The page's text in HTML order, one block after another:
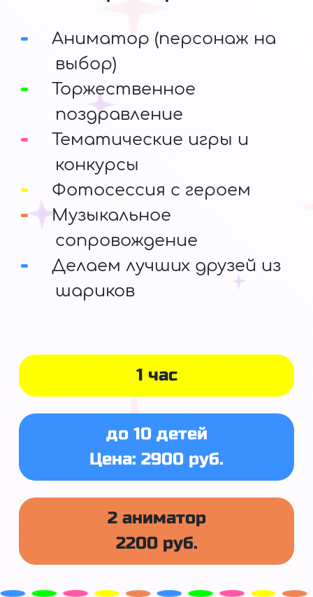
1 час
до 10 детей
Цена: 2900 руб.
2 аниматор
2200 руб.
Аниматор (персонаж на
выбор)
Торжественное
поздравление
Тематические игры и
конкурсы
Фотосессия с героем
Музыкальное
сопровождение
Делаем лучших друзей из
шариков